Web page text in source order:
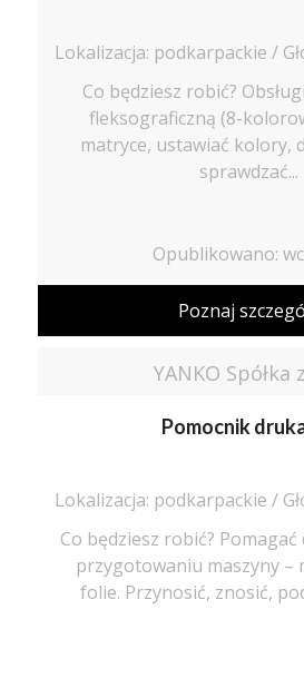
Lokalizacja: podkarpackie /
Co będziesz robić?
fleksograficzną (8-
matryce, ustawiać kolory,
sprawdzać...
Opublikowano:
Poznaj
YANKO Spółka
Pomocnik
Lokalizacja: podkarpackie /
Co będziesz robić?
przygotowaniu maszyny –
folie. Przynosić, znosić,